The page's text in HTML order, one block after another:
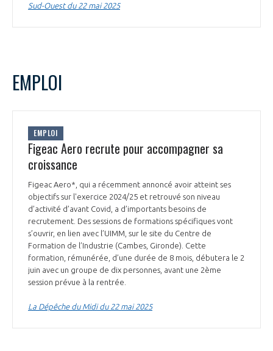
Sud-Ouest du 22 mai 2025
EMPLOI
EMPLOI
Figeac Aero recrute pour accompagner sa
croissance
Figeac Aero*, qui a récemment annoncé avoir atteint ses
objectifs sur l'exercice 2024/25 et retrouvé son niveau
d’activité d’avant Covid, a d’importants besoins de
recrutement. Des sessions de formations spécifiques vont
s’ouvrir, en lien avec l’UIMM, sur le site du Centre de
Formation de l’Industrie (Cambes, Gironde). Cette
formation, rémunérée, d’une durée de 8 mois, débutera le 2
juin avec un groupe de dix personnes, avant une 2ème
session prévue à la rentrée.
La Dépêche du Midi du 22 mai 2025